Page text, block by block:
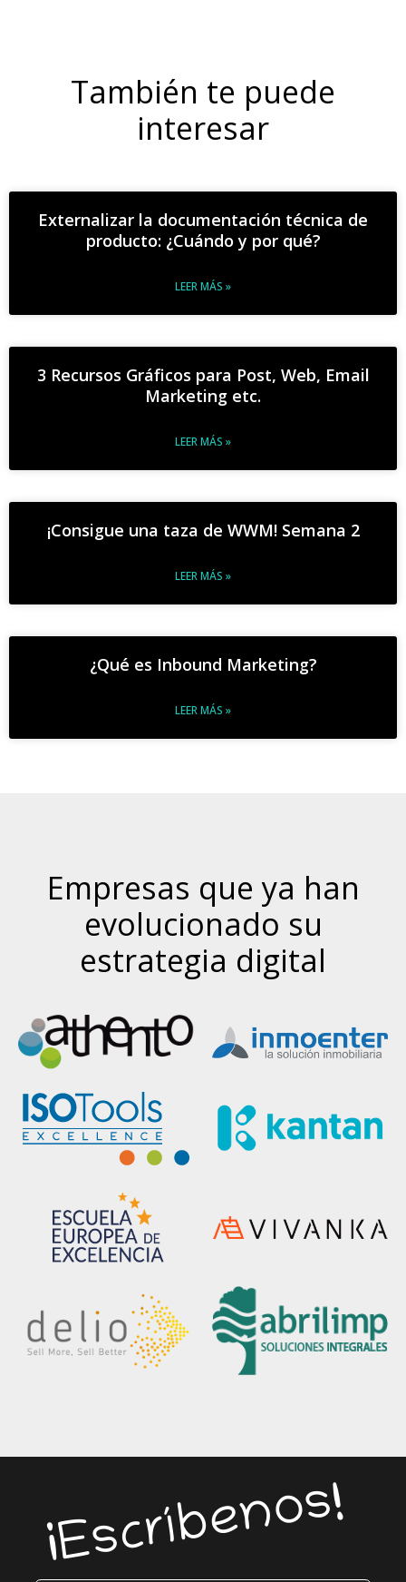
También te puede
interesar
Externalizar la documentación técnica de
producto: ¿Cuándo y por qué?
LEER MÁS »
3 Recursos Gráficos para Post, Web, Email
Marketing etc.
LEER MÁS »
¡Consigue una taza de WWM! Semana 2
LEER MÁS »
¿Qué es Inbound Marketing?
LEER MÁS »
Empresas que ya han
evolucionado su
estrategia digital
¡Escríbenos!